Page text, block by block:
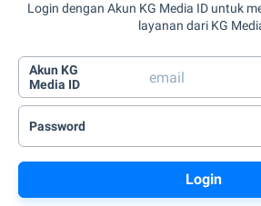
Login dengan Akun KG Media ID untuk
layanan dari KG
Akun KG
Media ID
Password